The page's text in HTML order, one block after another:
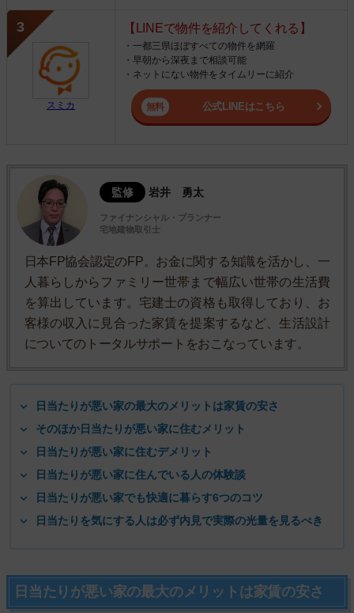
スミカ
【LINEで物件を紹介してくれる】
・一都三県ほぼすべての物件を網羅
・早朝から深夜まで相談可能
・ネットにない物件をタイムリーに紹介
公式LINEはこちら
監修 岩井 勇太
ファイナンシャル・プランナー
宅地建物取引士
日本FP協会認定のFP。お金に関する知識を活かし、一
人暮らしからファミリー世帯まで幅広い世帯の生活費
を算出しています。宅建士の資格も取得しており、お
客様の収入に見合った家賃を提案するなど、生活設計
についてのトータルサポートをおこなっています。
日当たりが悪い家の最大のメリットは家賃の安さ
そのほか日当たりが悪い家に住むメリット
日当たりが悪い家に住むデメリット
日当たりが悪い家に住んでいる人の体験談
日当たりが悪い家でも快適に暮らす6つのコツ
日当たりを気にする人は必ず内見で実際の光量を見るべき
日当たりが悪い家の最大のメリットは家賃の安さ